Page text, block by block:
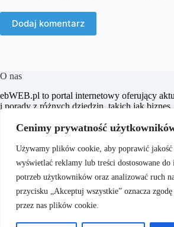
Cenimy prywatność
Używamy plików cookie, aby poprawić jakość
wyświetlać reklamy lub treści dostosowane
potrzeb użytkowników oraz analizować ruch
przycisku „Akceptuj wszystkie” oznacza
przez nas plików cookie.
Dodaj komentarz
O nas
​ebWEB.pl to portal internetowy oferujący
i porady z różnych dziedzin, takich jak biznes,
dostarczanie rzetelnych i inspirujących treści,
poszerzają ich horyzonty.